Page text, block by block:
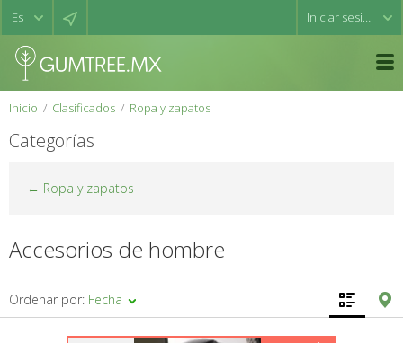
Iniciar sesión
Inicio Clasificados Ropa y zapatos
Categorías
← Ropa y zapatos
Accesorios de hombre
Ordenar por: Fecha